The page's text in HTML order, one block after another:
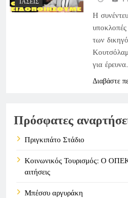
Η
υποκλοπές
των
για έρευνα.
Διαβάστε
Πρόσφατες
Πριγκιπάτο Στάδιο
Κοινωνικός Τουρισμός: Ο
αιτήσεις
Μπέσσυ αργυράκη